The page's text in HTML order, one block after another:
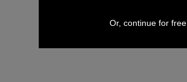
Or, continue for free